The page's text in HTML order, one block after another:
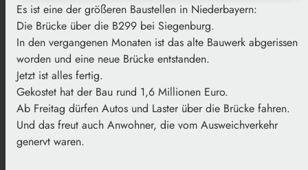
Es ist eine der größeren Baustellen in Niederbayern:
Die Brücke über die B299 bei Siegenburg.
In den vergangenen Monaten ist das alte Bauwerk abgerissen
worden und eine neue Brücke entstanden.
Jetzt ist alles fertig.
Gekostet hat der Bau rund 1,6 Millionen Euro.
Ab Freitag dürfen Autos und Laster über die Brücke fahren.
Und das freut auch Anwohner, die vom Ausweichverkehr
genervt waren.